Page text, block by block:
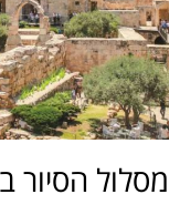
מסלול הסיור